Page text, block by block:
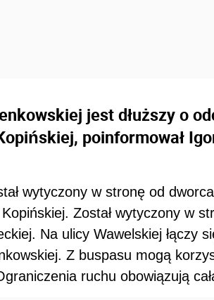
jest dłuższy o
poinformował
wytyczony w stronę od
Kopińskiej. Został wytyczony w
Na ulicy Wawelskiej łączy
Z buspasu mogą
ruchu obowiązują